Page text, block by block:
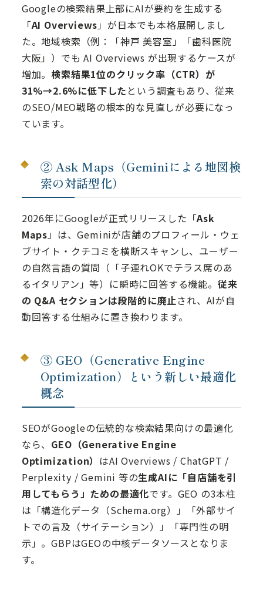
Googleの検索結果上部にAIが要約を生成する
「AI Overviews」が日本でも本格展開しまし
た。地域検索（例：「神戸 美容室」「歯科医院
大阪」）でも AI Overviews が出現するケースが
増加。検索結果1位のクリック率（CTR）が
31%→2.6%に低下した という調査もあり、従来
のSEO/MEO戦略の根本的な見直しが必要になっ
ています。
② Ask Maps（Geminiによる地図検
索の対話型化）
2026年にGoogleが正式リリースした「Ask
Maps」は、Geminiが店舗のプロフィール・ウェ
ブサイト・クチコミを横断スキャンし、ユーザー
の自然言語の質問（「子連れOKでテラス席のあ
るイタリアン」等）に瞬時に回答する機能。 従来
の Q&A セクションは段階的に廃止され、AIが自
動回答する仕組みに置き換わります。
③ GEO（Generative Engine
Optimization）という新しい最適化
概念
SEOがGoogleの伝統的な検索結果向けの最適化
なら、 GEO（Generative Engine
Optimization） はAI Overviews / ChatGPT /
Perplexity / Gemini 等の生成AIに「自店舗を引
用してもらう」ための最適化です。GEO の3本柱
は「構造化データ（Schema.org）」「外部サイ
トでの言及（サイテーション）」「専門性の明
示」。GBPはGEOの中核データソースとなりま
す。